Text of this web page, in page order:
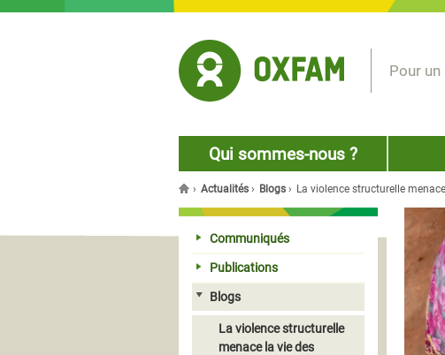
Pour
Qui sommes-nous ?
Vous êtes ici
› Actualités › Blogs › La violence structurelle
Communiqués
Publications
Blogs
La violence structurelle
menace la vie des